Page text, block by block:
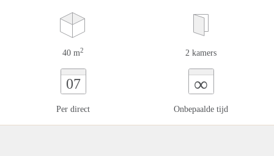
40 m2 2 kamers
07
Per direct
∞
Onbepaalde tijd